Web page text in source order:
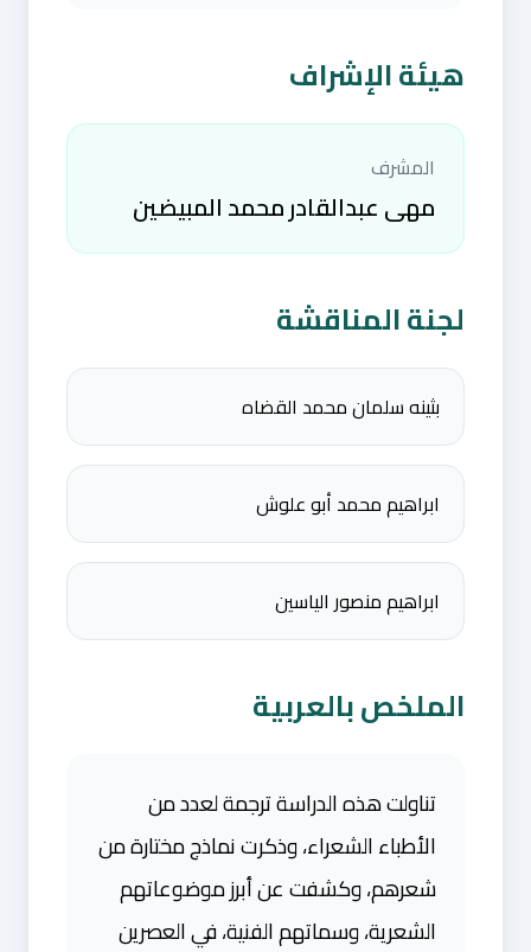
هيئة الإشراف
المشرف
مهى عبدالقادر محمد المبيضين
لجنة المناقشة
بثينه سلمان محمد القضاه
ابراهيم محمد أبو علوش
ابراهيم منصور الياسين
الملخص بالعربية
تناولت هذه الدراسة ترجمة لعدد من
الأطباء الشعراء، وذكرت نماذج مختارة من
شعرهم، وكشفت عن أبرز موضوعاتهم
الشعرية، وسماتهم الفنية، في العصرين